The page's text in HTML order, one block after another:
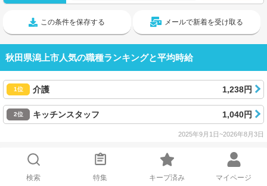
この条件を保存する メールで新着を受け取る
秋田県潟上市人気の職種ランキングと平均時給
1位 介護 1,238円
2位 キッチンスタッフ 1,040円
2025年9月1日~2026年8月3日
検索 特集 キープ済み マイページ